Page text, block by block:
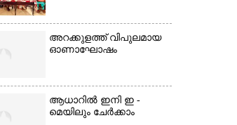
അറക്കുളത്ത് വിപുലമായ
ഓണാഘോഷം
ആധാറിൽ ഇനി ഇ -
മെയിലും ചേർക്കാം